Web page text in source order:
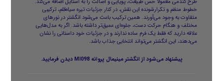
طرح گندمی معمولاً حس طبیعت، پویایی و اصالت را به استایل اضافه می‌کند.
خطوط منظم و تکرارشونده این نقش، در کنار جزئیات تیره سیاه‌قلم، ترکیبی
متفاوت به وجود می‌آورند. همین ترکیب باعث می‌شود انگشتر در نورهای
مختلف و هنگام حرکت دست، جلوه‌ای عمیق‌تر داشته باشد. اگر به مدل‌هایی
علاقه دارید که فقط یک فرم ساده ندارند و در جزئیات خود داستانی را نشان
می‌دهند، این انگشتر می‌تواند انتخابی جذاب باشد.
پیشنهاد می‌شود از انگشتر مینیمال پروانه MI098 دیدن فرمایید.